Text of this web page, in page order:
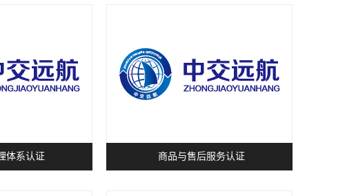
体系认证 商品与售后服务认证